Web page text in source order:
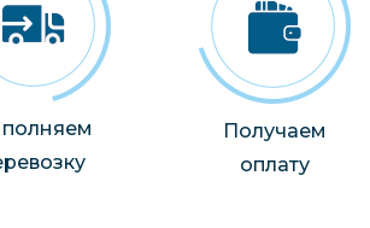
Получаем
оплату